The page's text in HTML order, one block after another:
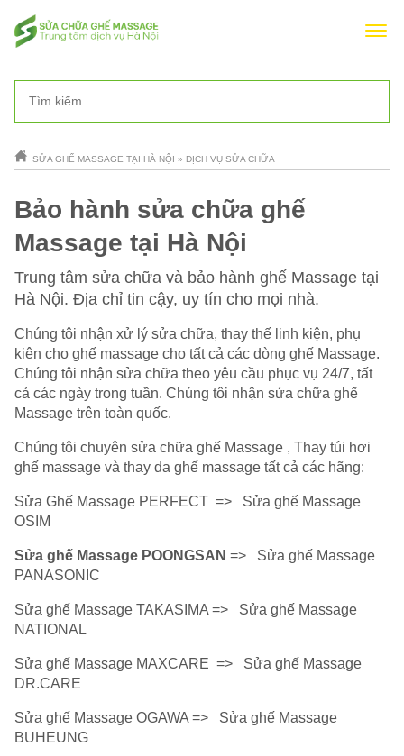
SỬA GHẾ MASSAGE TẠI HÀ NỘI » DỊCH VỤ SỬA CHỮA
Bảo hành sửa chữa ghế
Massage tại Hà Nội
Trung tâm sửa chữa và bảo hành ghế Massage tại
Hà Nội. Địa chỉ tin cậy, uy tín cho mọi nhà.
Chúng tôi nhận xử lý sửa chữa, thay thế linh kiện, phụ
kiện cho ghế massage cho tất cả các dòng ghế Massage.
Chúng tôi nhận sửa chữa theo yêu cầu phục vụ 24/7, tất
cả các ngày trong tuần. Chúng tôi nhận sửa chữa ghế
Massage trên toàn quốc.
Chúng tôi chuyên sửa chữa ghế Massage , Thay túi hơi
ghế massage và thay da ghế massage tất cả các hãng:
Sửa Ghế Massage PERFECT => Sửa ghế Massage
OSIM
Sửa ghế Massage POONGSAN => Sửa ghế Massage
PANASONIC
Sửa ghế Massage TAKASIMA => Sửa ghế Massage
NATIONAL
Sửa ghế Massage MAXCARE => Sửa ghế Massage
DR.CARE
Sửa ghế Massage OGAWA => Sửa ghế Massage
BUHEUNG